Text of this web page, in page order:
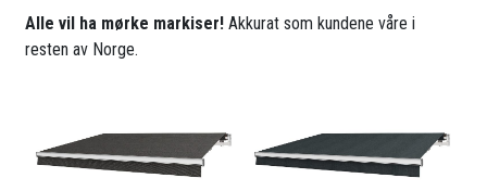
Alle vil ha mørke markiser! Akkurat som kundene våre i
resten av Norge.